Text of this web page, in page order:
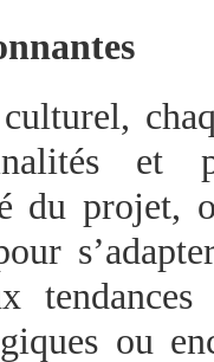
culturel,
et
du projet,
ou